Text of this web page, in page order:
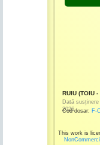
RUIU (TOIU
Dată susținere
2026
Cod dosar: F-
This work is